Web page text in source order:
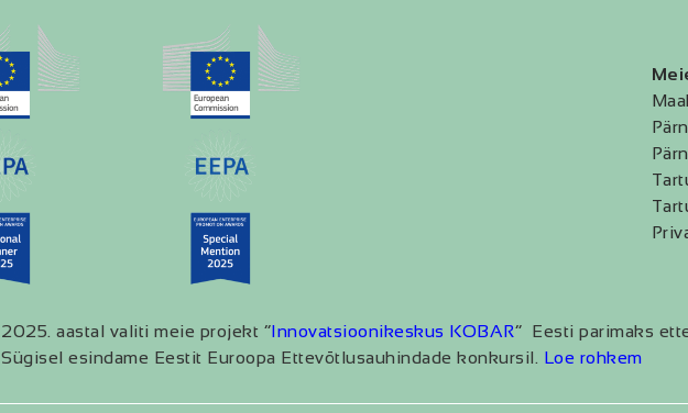
2025. aastal valiti meie projekt “Innovatsioonikeskus KOBAR” Eesti parimaks
Sügisel esindame Eestit Euroopa Ettevõtlusauhindade konkursil. Loe rohkem